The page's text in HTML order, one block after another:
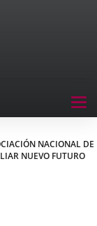
NACIONAL DE
NUEVO FUTURO